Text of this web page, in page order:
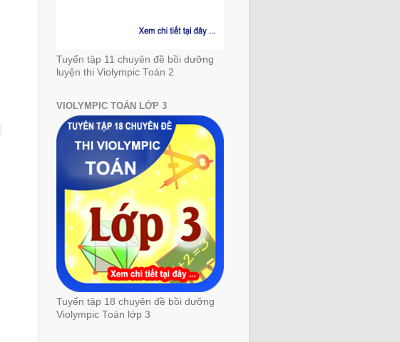
Tuyển tập 11 chuyên đề bồi dưỡng
luyện thi Violympic Toán 2
VIOLYMPIC TOÁN LỚP 3
Tuyển tập 18 chuyên đề bồi dưỡng
Violympic Toán lớp 3